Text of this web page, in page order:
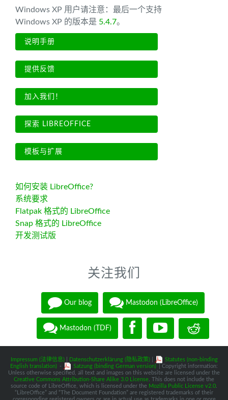
Windows XP 用户请注意：最后一个支持
Windows XP 的版本是 5.4.7。
说明手册
提供反馈
加入我们！
探索 LIBREOFFICE
模板与扩展
如何安装 LibreOffice?
系统要求
Flatpak 格式的 LibreOffice
Snap 格式的 LibreOffice
开发测试版
关注我们
Our blog Mastodon (LibreOffice)
Mastodon (TDF)
Impressum (法律信息)| Datenschutzerklärung (隐私政策)|
Statutes (non-binding
English translation) - Satzung (binding German version)
| Copyright information:
Unless otherwise specified, all text and images on this website are licensed under the
Creative Commons Attribution-Share Alike 3.0 License . This does not include the
source code of LibreOffice, which is licensed under the Mozilla Public License v2.0
“LibreOffice” and “The Document Foundation” are registered trademarks of their